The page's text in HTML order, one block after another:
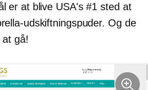
er at blive USA's #1 sted at
udskiftningspuder. Og de
at gå!